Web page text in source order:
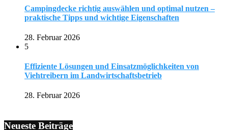
Campingdecke richtig auswählen und optimal nutzen –
praktische Tipps und wichtige Eigenschaften
28. Februar 2026
5
Effiziente Lösungen und Einsatzmöglichkeiten von
Viehtreibern im Landwirtschaftsbetrieb
28. Februar 2026
Neueste Beiträge